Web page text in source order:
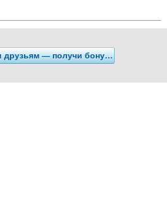
Расскажи друзьям — получи бонусы!